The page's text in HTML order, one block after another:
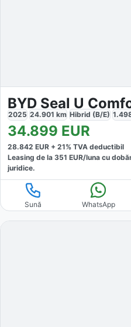
BYD Seal U
2025 24.901 km Hibrid (B/E)
34.899 EUR
28.842 EUR + 21% TVA deductibil
Leasing de la 351 EUR/luna cu
juridice.
Sună WhatsApp